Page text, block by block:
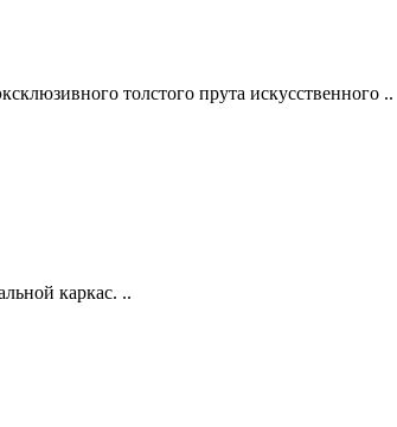
толстого прута искусственного ..
каркас. ..